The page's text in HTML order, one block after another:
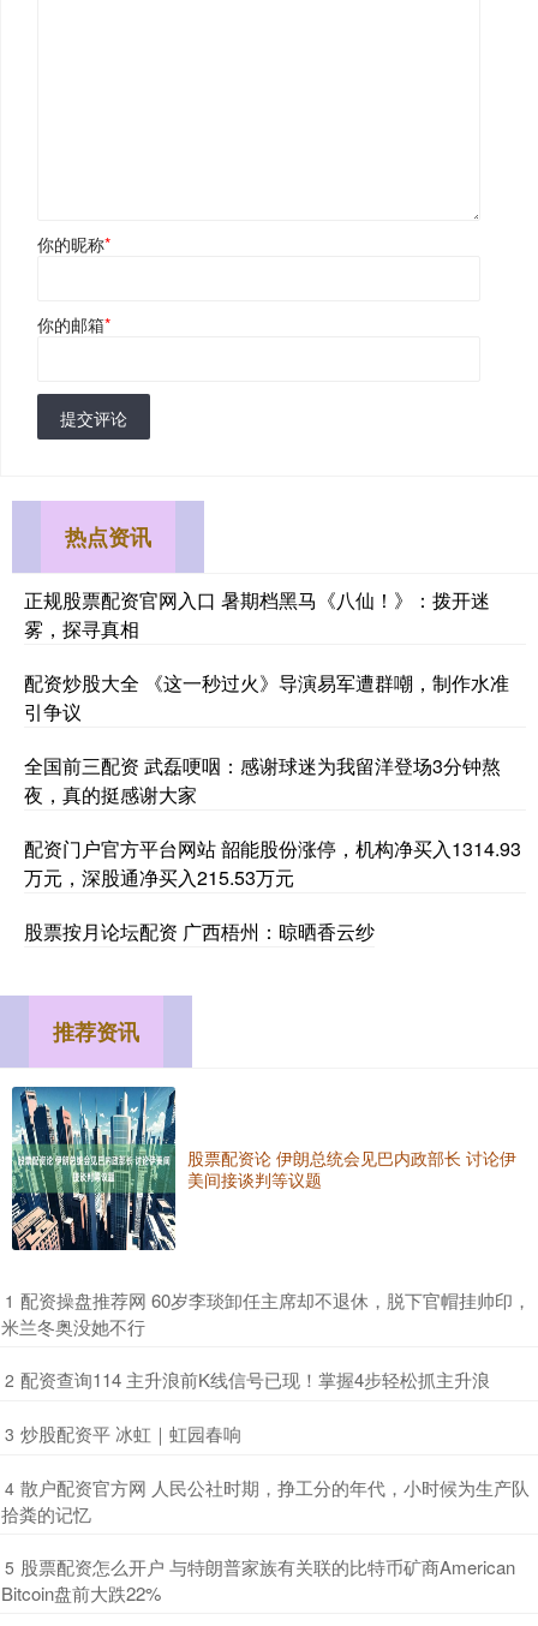
你的昵称*
你的邮箱*
提交评论
热点资讯
正规股票配资官网入口 暑期档黑马《八仙！》：拨开迷
雾，探寻真相
配资炒股大全 《这一秒过火》导演易军遭群嘲，制作水准
引争议
全国前三配资 武磊哽咽：感谢球迷为我留洋登场3分钟熬
夜，真的挺感谢大家
配资门户官方平台网站 韶能股份涨停，机构净买入1314.93
万元，深股通净买入215.53万元
股票按月论坛配资 广西梧州：晾晒香云纱
推荐资讯
股票配资论 伊朗总统会见巴内政部长 讨论伊
美间接谈判等议题
1 ​配资操盘推荐网 60岁李琰卸任主席却不退休，脱下官帽挂帅印，
米兰冬奥没她不行
2 ​配资查询114 主升浪前K线信号已现！掌握4步轻松抓主升浪
3 ​炒股配资平 冰虹｜虹园春响
4 ​散户配资官方网 人民公社时期，挣工分的年代，小时候为生产队
拾粪的记忆
5 ​股票配资怎么开户 与特朗普家族有关联的比特币矿商American
Bitcoin盘前大跌22%